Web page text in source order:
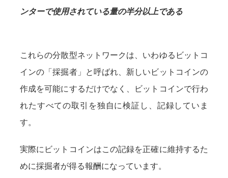
ンターで使用されている量の半分以上である
これらの分散型ネットワークは、いわゆるビットコ
インの「採掘者」と呼ばれ、新しいビットコインの
作成を可能にするだけでなく、ビットコインで行わ
れたすべての取引を独自に検証し、記録していま
す。
実際にビットコインはこの記録を正確に維持するた
めに採掘者が得る報酬になっています。